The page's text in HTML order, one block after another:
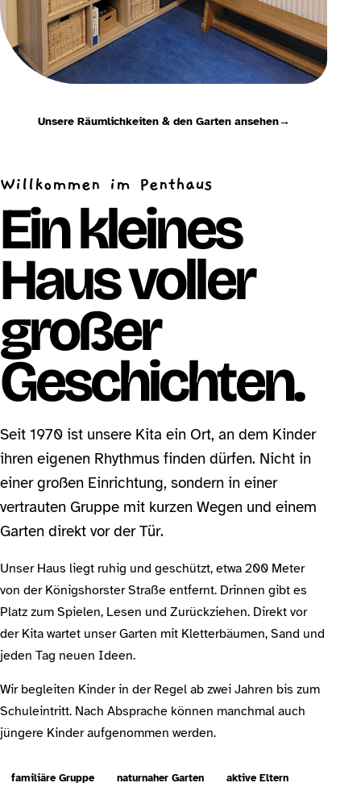
Unsere Räumlichkeiten & den Garten ansehen→
Willkommen im Penthaus
Ein kleines
Haus voller
großer
Geschichten.
Seit 1970 ist unsere Kita ein Ort, an dem Kinder
ihren eigenen Rhythmus finden dürfen. Nicht in
einer großen Einrichtung, sondern in einer
vertrauten Gruppe mit kurzen Wegen und einem
Garten direkt vor der Tür.
Unser Haus liegt ruhig und geschützt, etwa 200 Meter
von der Königshorster Straße entfernt. Drinnen gibt es
Platz zum Spielen, Lesen und Zurückziehen. Direkt vor
der Kita wartet unser Garten mit Kletterbäumen, Sand und
jeden Tag neuen Ideen.
Wir begleiten Kinder in der Regel ab zwei Jahren bis zum
Schuleintritt. Nach Absprache können manchmal auch
jüngere Kinder aufgenommen werden.
familiäre Gruppe naturnaher Garten aktive Eltern